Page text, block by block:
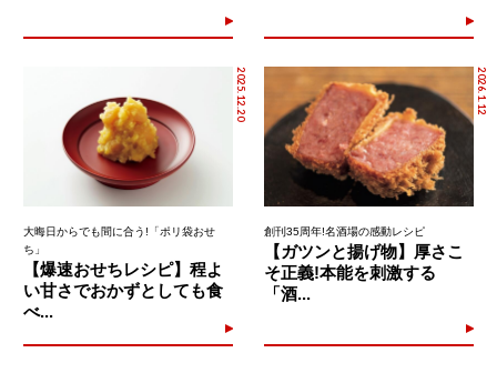
2025.12.20
大晦日からでも間に合う!「ポリ袋おせ
ち」
【爆速おせちレシピ】程よ
い甘さでおかずとしても食
べ...
2026.1.12
創刊35周年!名酒場の感動レシピ
【ガツンと揚げ物】厚さこ
そ正義!本能を刺激する
「酒...